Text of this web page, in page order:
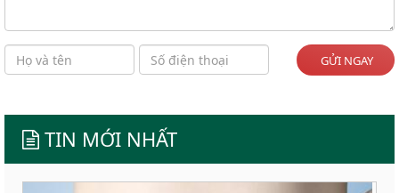
GỬI NGAY
TIN MỚI NHẤT